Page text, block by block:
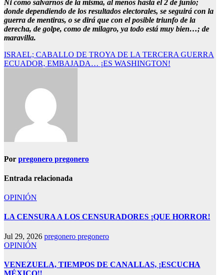
Ni como salvarnos de la misma, al menos hasta el 2 de junio;
donde dependiendo de los resultados electorales, se seguirá con la
guerra de mentiras, o se dirá que con el posible triunfo de la
derecha, de golpe, como de milagro, ya todo está muy bien…; de
maravilla.
Navegación
de
ISRAEL; CABALLO DE TROYA DE LA TERCERA GUERRA
ECUADOR, EMBAJADA… ¡ES WASHINGTON!
Por pregonero pregonero
Entrada relacionada
OPINIÓN
LA CENSURA A LOS CENSURADORES ¡QUE HORROR!
Jul 29, 2026 pregonero pregonero
OPINIÓN
VENEZUELA, TIEMPOS DE CANALLAS, ¡ESCUCHA
MÉXICO!!